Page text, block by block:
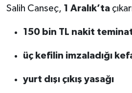
Salih Canseç, 1 Aralık’ta
150 bin TL nakit
üç kefilin imzaladığı
yurt dışı çıkış yasağı